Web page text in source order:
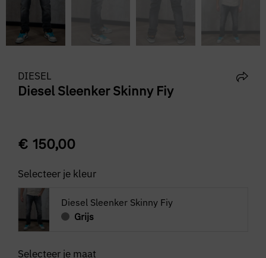
DIESEL
Diesel Sleenker Skinny Fiy
€ 150,00
Selecteer je kleur
Diesel Sleenker Skinny Fiy
Grijs